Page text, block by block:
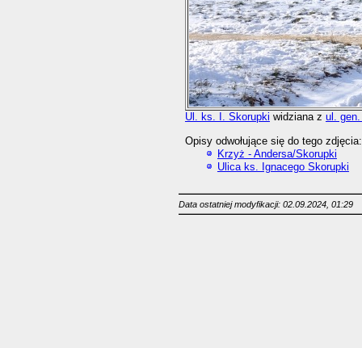
Ul. ks. I. Skorupki widziana z ul.
Opisy odwołujące się do tego zdjęcia:
Krzyż - Andersa/Skorupki
Ulica ks. Ignacego Skorupki
Data ostatniej modyfikacji: 02.09.2024, 01:29